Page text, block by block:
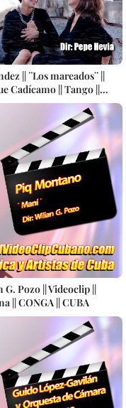
|| ¨Los mareados¨ ||
Cadícamo || Tango ||
Pozo || Videoclip ||
|| CONGA || CUBA